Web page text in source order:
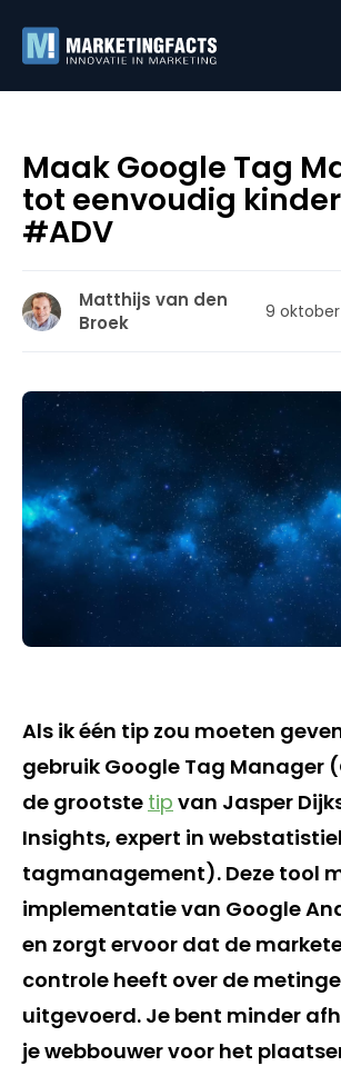
Maak Google Tag
tot eenvoudig
#ADV
Matthijs van den
Broek
9 oktober
Als ik één tip zou moeten
gebruik Google Tag Manager
de grootste tip van Jasper
Insights, expert in
tagmanagement). Deze tool
implementatie van Google
en zorgt ervoor dat de
controle heeft over de
uitgevoerd. Je bent minder
je webbouwer voor het